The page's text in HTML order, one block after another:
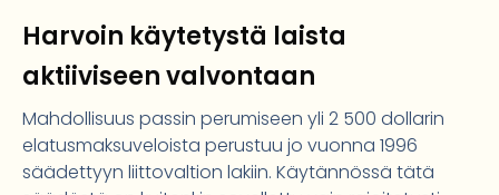
Harvoin käytetystä laista
aktiiviseen valvontaan
Mahdollisuus passin perumiseen yli 2 500 dollarin
elatusmaksuveloista perustuu jo vuonna 1996
säädettyyn liittovaltion lakiin. Käytännössä tätä